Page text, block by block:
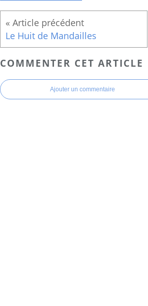
Le Huit de Mandailles
COMMENTER CET ARTICLE
Ajouter un commentaire